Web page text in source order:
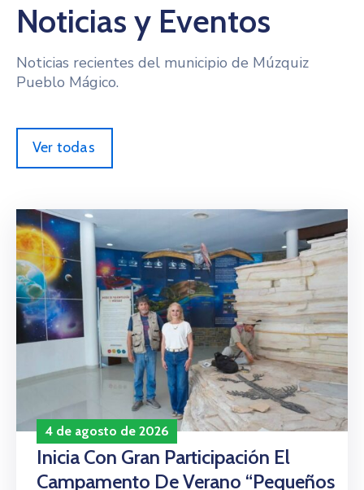
Noticias y Eventos
Noticias recientes del municipio de Múzquiz
Pueblo Mágico.
Ver todas
4 de agosto de 2026
Inicia Con Gran Participación El
Campamento De Verano “Pequeños